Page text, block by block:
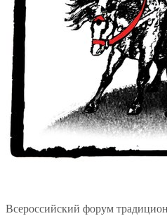
Всероссийский форум